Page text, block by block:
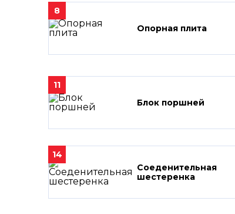
8
Опорная плита
11
Блок поршней
14
Соеденительная
шестеренка